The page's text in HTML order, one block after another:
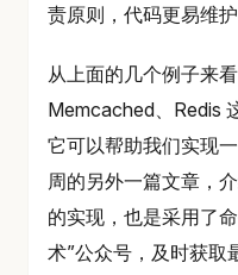
责原则，代码更易维护
从上面的几个例子来
Memcached、Redis
它可以帮助我们实现
周的另外一篇文章，
的实现，也是采用了
术”公众号，及时获取